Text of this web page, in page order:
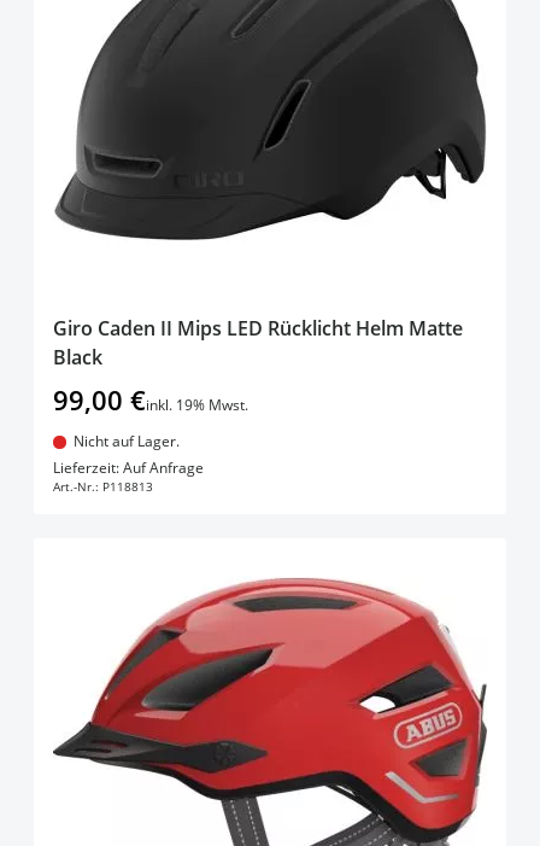
Giro Caden II Mips LED Rücklicht Helm Matte
Black
99,00 €inkl. 19% Mwst.
Nicht auf Lager.
Lieferzeit: Auf Anfrage
Art.-Nr.: P118813
In den Warenkorb